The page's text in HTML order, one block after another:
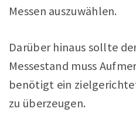
Messen auszuwählen.
Darüber hinaus sollte
Messestand muss
benötigt ein
zu überzeugen.